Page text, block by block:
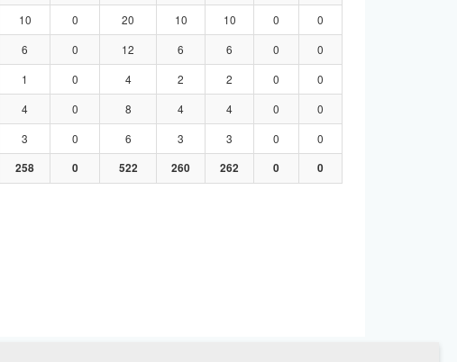
10 0 20 10 10 0
0
6 0 12 6 6 0
0
1 0 4 2 2 0
0
4 0 8 4 4 0
0
3 0 6 3 3 0
0
258 0 522 260 262 0 0